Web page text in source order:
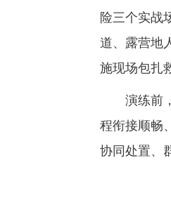
险三个实战
道、露营地
施现场包扎
演练前，
程衔接顺畅
协同处置、